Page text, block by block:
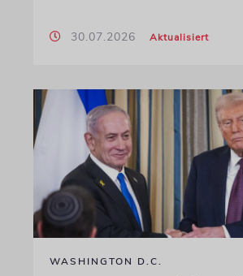
30.07.2026 Aktualisiert
WASHINGTON D.C.